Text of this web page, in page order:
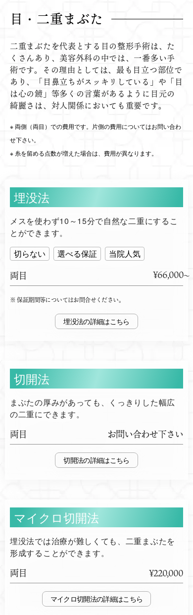
目・二重まぶた
二重まぶたを代表とする目の整形手術は、た
くさんあり、美容外科の中では、一番多い手
術です。その理由としては、最も目立つ部位で
あり、「目鼻立ちがスッキリしている」や「目
は心の鏡」等多くの言葉があるように目元の
綺麗さは、対人関係においても重要です。
両側（両目）での費用です。片側の費用についてはお問い合わ
せ下さい。
糸を留める点数が増えた場合は、費用が異なります。
埋没法
メスを使わず10～15分で自然な二重にするこ
とができます。
切らない
選べる保証 当院人気
両目 ¥66,000
保証期間等についてはお問合せください。
埋没法
切開法
まぶたの厚みがあっても、くっきりした幅広
の二重にできます。
両目 お問い合わせ下さい
切開法
マイクロ切開法
埋没法では治療が難しくても、二重まぶたを
形成することができます。
両目 ¥220,000
マイクロ切開法